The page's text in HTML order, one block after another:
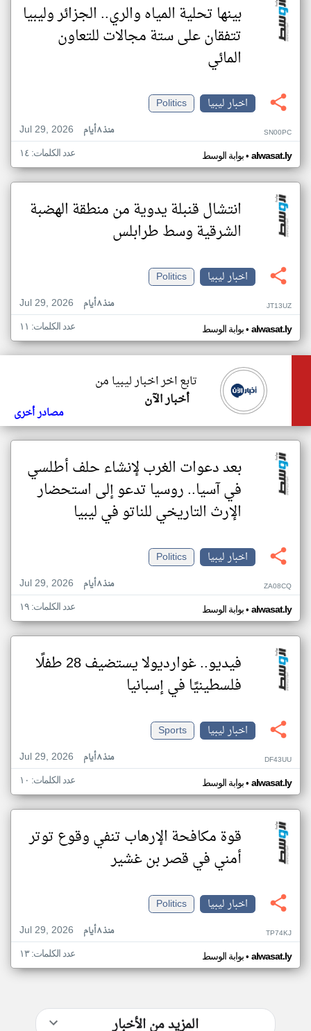
بينها تحلية المياه والري.. الجزائر وليبيا
تتفقان على ستة مجالات للتعاون
المائي
اخبار ليبيا
Politics
Jul 29, 2026
منذ ٨ أيام SN00PC
بوابة الوسط• alwasat.ly عدد الكلمات: ١٤
انتشال قنبلة يدوية من منطقة الهضبة
الشرقية وسط طرابلس
اخبار ليبيا
Politics
Jul 29, 2026
منذ ٨ أيام JT13UZ
بوابة الوسط• alwasat.ly عدد الكلمات: ١١
تابع اخر اخبار ليبيا من
أخبار الآن
مصادر أخرى
بعد دعوات الغرب لإنشاء حلف أطلسي
في آسيا.. روسيا تدعو إلى استحضار
الإرث التاريخي للناتو في ليبيا
اخبار ليبيا
Politics
Jul 29, 2026
منذ ٨ أيام ZA08CQ
بوابة الوسط• alwasat.ly عدد الكلمات: ١٩
فيديو.. غوارديولا يستضيف 28 طفلًا
فلسطينيًا في إسبانيا
اخبار ليبيا
Sports
Jul 29, 2026
منذ ٨ أيام DF43UU
بوابة الوسط• alwasat.ly عدد الكلمات: ١٠
قوة مكافحة الإرهاب تنفي وقوع توتر
أمني في قصر بن غشير
اخبار ليبيا
Politics
Jul 29, 2026
منذ ٨ أيام TP74KJ
بوابة الوسط• alwasat.ly عدد الكلمات: ١٣
المزيد من الأخبار